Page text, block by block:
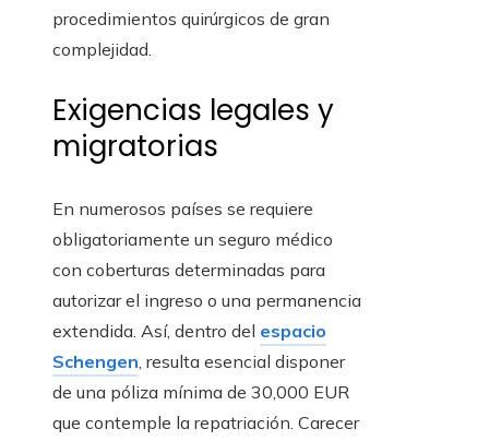
procedimientos quirúrgicos de gran
complejidad.
Exigencias legales y
migratorias
En numerosos países se requiere
obligatoriamente un seguro médico
con coberturas determinadas para
autorizar el ingreso o una permanencia
extendida. Así, dentro del espacio
Schengen, resulta esencial disponer
de una póliza mínima de 30,000 EUR
que contemple la repatriación. Carecer